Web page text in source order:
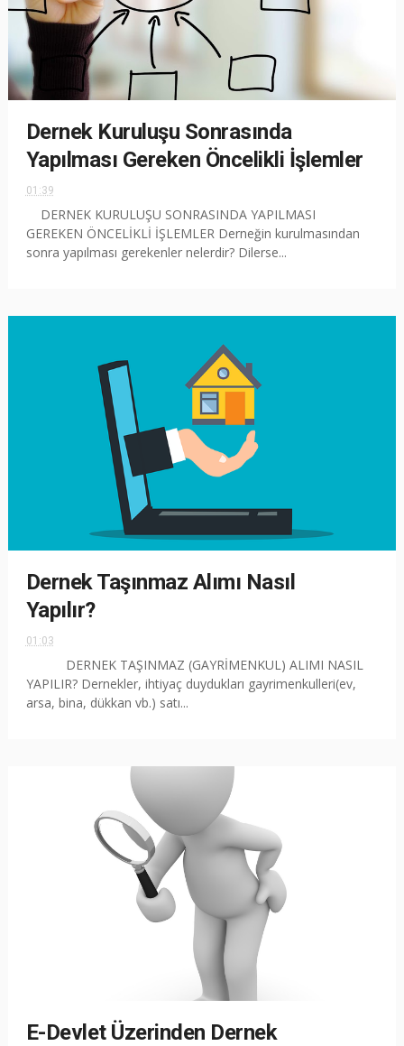
Dernek Kuruluşu Sonrasında
Yapılması Gereken Öncelikli İşlemler
01:39
DERNEK KURULUŞU SONRASINDA YAPILMASI
GEREKEN ÖNCELİKLİ İŞLEMLER Derneğin kurulmasından
sonra yapılması gerekenler nelerdir? Dilerse...
Dernek Taşınmaz Alımı Nasıl
Yapılır?
01:03
DERNEK TAŞINMAZ (GAYRİMENKUL) ALIMI NASIL
YAPILIR? Dernekler, ihtiyaç duydukları gayrimenkulleri(ev,
arsa, bina, dükkan vb.) satı...
E-Devlet Üzerinden Dernek